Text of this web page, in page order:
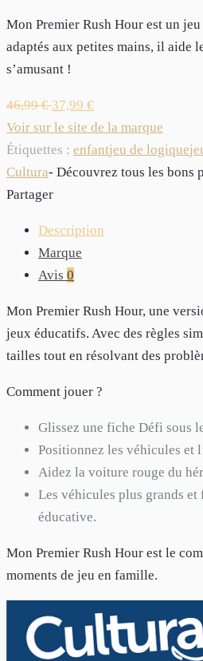
Mon Premier Rush Hour est un
adaptés aux petites mains, il aide
s’amusant !
46,99€ 37,99 €
Voir sur le site de la marque
Étiquettes : enfantjeu de logique
Cultura- Découvrez tous les bons
Partager
Description
Marque
Avis 0
Mon Premier Rush Hour, une
jeux éducatifs. Avec des règles
tailles tout en résolvant des
Comment jouer ?
Glissez une fiche Défi sous
Positionnez les véhicules et
Aidez la voiture rouge du
Les véhicules plus grands
éducative.
Mon Premier Rush Hour est le
moments de jeu en famille.